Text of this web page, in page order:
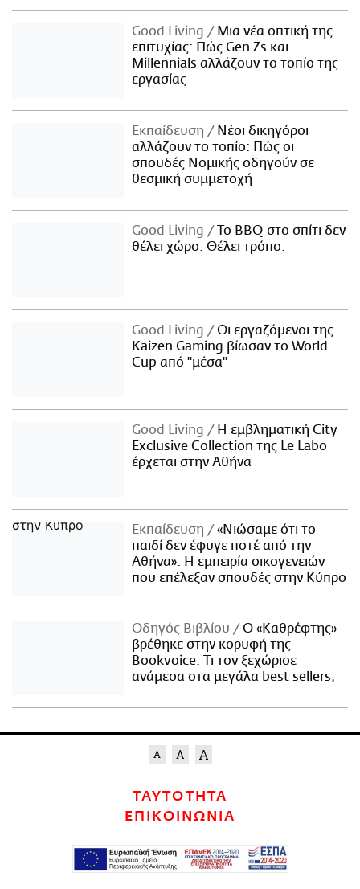
Good Living
Μια νέα οπτική της
επιτυχίας: Πώς Gen Zs και
Millennials αλλάζουν το τοπίο της
εργασίας
Εκπαίδευση
Νέοι δικηγόροι
αλλάζουν το τοπίο: Πώς οι
σπουδές Νομικής οδηγούν σε
θεσμική συμμετοχή
Good Living
Το BBQ στο σπίτι δεν
θέλει χώρο. Θέλει τρόπο.
Good Living
Οι εργαζόμενοι της
Kaizen Gaming βίωσαν το World
Cup από "μέσα"
Good Living
Η εμβληματική City
Exclusive Collection της Le Labo
έρχεται στην Αθήνα
Εκπαίδευση
«Νιώσαμε ότι το
παιδί δεν έφυγε ποτέ από την
Αθήνα»: Η εμπειρία οικογενειών
που επέλεξαν σπουδές στην Κύπρο
Οδηγός Βιβλίου
Ο «Καθρέφτης»
βρέθηκε στην κορυφή της
Bookvoice. Τι τον ξεχώρισε
ανάμεσα στα μεγάλα best sellers;
ΤΑΥΤΟΤΗΤΑ
ΕΠΙΚΟΙΝΩΝΙΑ